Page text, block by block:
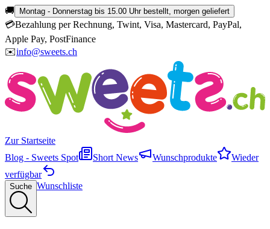
🚚 Montag - Donnerstag bis 15.00 Uhr bestellt, morgen geliefert
💳Bezahlung per Rechnung, Twint, Visa, Mastercard, PayPal,
Apple Pay, PostFinance
✉️info@sweets.ch
Zur Startseite
Blog - Sweets Spot
Short News Wunschprodukte
Wieder
verfügbar
Suche Wunschliste